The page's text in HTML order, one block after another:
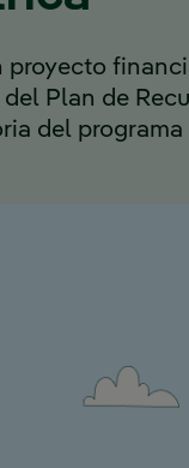
proyecto
Plan de
del